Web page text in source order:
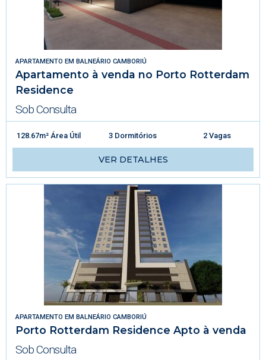
APARTAMENTO EM BALNEÁRIO CAMBORIÚ
Apartamento à venda no Porto Rotterdam
Residence
Sob Consulta
128.67m² Área Útil 3 Dormitórios 2 Vagas
VER DETALHES
APARTAMENTO EM BALNEÁRIO CAMBORIÚ
Porto Rotterdam Residence Apto à venda
Sob Consulta